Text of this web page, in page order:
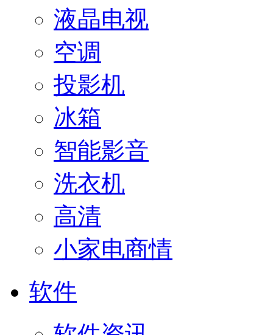
液晶电视
空调
投影机
冰箱
智能影音
洗衣机
高清
小家电商情
软件